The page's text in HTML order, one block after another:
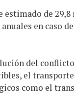
estimado de
en caso
del
el
como el